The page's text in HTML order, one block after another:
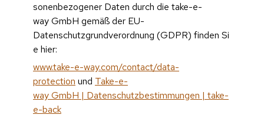
sonenbezogener Daten durch die take-e-
way GmbH gemäß der EU-
Datenschutzgrundverordnung (GDPR) finden Si
e hier:
www.take-e-way.com/contact/data-
protection und Take-e-
way GmbH | Datenschutzbestimmungen | take-
e-back